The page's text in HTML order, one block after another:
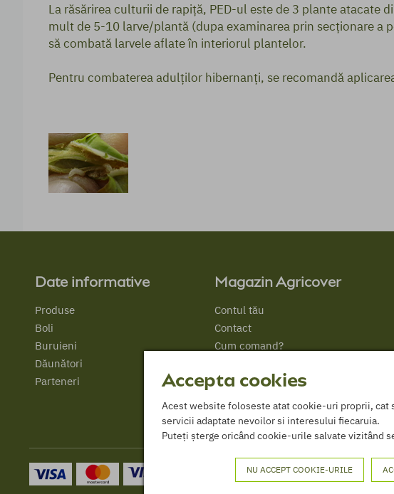
La răsărirea culturii de rapiță, PED-ul este de 3 plante
mult de 5-10 larve/plantă (dupa examinarea prin secționare
să combată larvele aflate în interiorul plantelor.
Pentru combaterea adulților hibernanți, se recomandă
Date informative
Produse
Boli
Buruieni
Dăunători
Parteneri
Magazin Agricover
Contul tău
Contact
Cum comand?
Accepta cookies
Acest website foloseste atat cookie-uri proprii, cat
servicii adaptate nevoilor si interesului fiecaruia.
Puteți șterge oricând cookie-urile salvate vizitând
NU ACCEPT COOKIE-URILE